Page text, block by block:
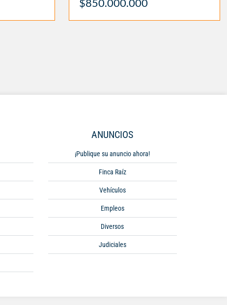
$850.000.000
ANUNCIOS
¡Publique su anuncio ahora!
Finca Raíz
Vehículos
Empleos
Diversos
Judiciales